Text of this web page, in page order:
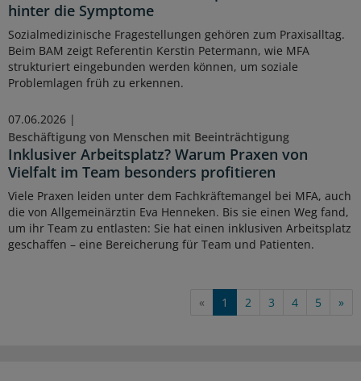
hinter die Symptome
Sozialmedizinische Fragestellungen gehören zum Praxisalltag.
Beim BAM zeigt Referentin Kerstin Petermann, wie MFA
strukturiert eingebunden werden können, um soziale
Problemlagen früh zu erkennen.
07.06.2026 |
Beschäftigung von Menschen mit Beeinträchtigung
Inklusiver Arbeitsplatz? Warum Praxen von
Vielfalt im Team besonders profitieren
Viele Praxen leiden unter dem Fachkräftemangel bei MFA, auch
die von Allgemeinärztin Eva Henneken. Bis sie einen Weg fand,
um ihr Team zu entlasten: Sie hat einen inklusiven Arbeitsplatz
geschaffen – eine Bereicherung für Team und Patienten.
« 1 2 3 4 5 »